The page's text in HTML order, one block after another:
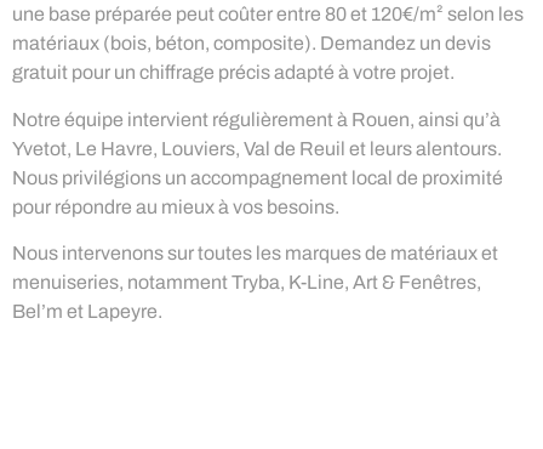
une base préparée peut coûter entre 80 et 120€/m² selon les
matériaux (bois, béton, composite). Demandez un devis
gratuit pour un chiffrage précis adapté à votre projet.
Notre équipe intervient régulièrement à Rouen, ainsi qu’à
Yvetot, Le Havre, Louviers, Val de Reuil et leurs alentours.
Nous privilégions un accompagnement local de proximité
pour répondre au mieux à vos besoins.
Nous intervenons sur toutes les marques de matériaux et
menuiseries, notamment Tryba, K-Line, Art & Fenêtres,
Bel’m et Lapeyre.